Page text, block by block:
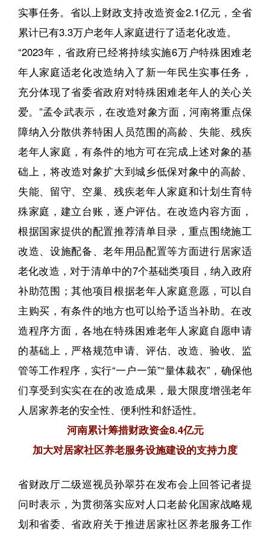
实事任务。省以上财政支持改造资金2.1亿元，全省
累计已有3.3万户老年人家庭进行了适老化改造。
“2023年，省政府已经将持续实施6万户特殊困难老
年人家庭适老化改造纳入了新一年民生实事任务，
充分体现了省委省政府对特殊困难老年人的关心关
爱。”孟令武表示，在改造对象方面，河南将重点保
障纳入分散供养特困人员范围的高龄、失能、残疾
老年人家庭，有条件的地方可在完成上述对象的基
础上，将改造对象扩大到城乡低保对象中的高龄、
失能、留守、空巢、残疾老年人家庭和计划生育特
殊家庭，建立台账，逐户评估。在改造内容方面，
根据国家提供的配置推荐清单目录，重点围绕施工
改造、设施配备、老年用品配置等方面进行居家适
老化改造，对于清单中的7个基础类项目，纳入政府
补助范围；其他项目根据老年人家庭意愿，可以自
主购买，有条件的地方也可以给予适当补助。在改
造程序方面，各地在特殊困难老年人家庭自愿申请
的基础上，严格规范申请、评估、改造、验收、监
管等工作程序，实行“一户一策”“量体裁衣”，确保他
们享受到实实在在的改造成果，最大限度增强老年
人居家养老的安全性、便利性和舒适性。
河南累计筹措财政资金8.4亿元
加大对居家社区养老服务设施建设的支持力度
省财政厅二级巡视员孙翠芬在发布会上回答记者提
问时表示，为贯彻落实应对人口老龄化国家战略规
划和省委、省政府关于推进居家社区养老服务工作